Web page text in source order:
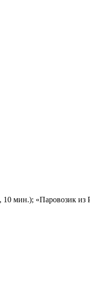
мин.); «Паровозик из